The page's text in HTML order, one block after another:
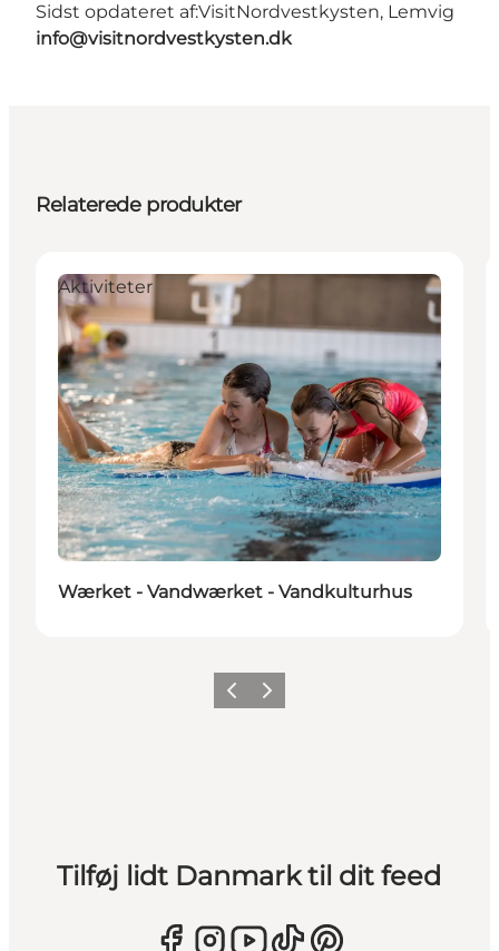
Sidst opdateret af:VisitNordvestkysten, Lemvig
info@visitnordvestkysten.dk
Relaterede produkter
Aktiviteter
Wærket - Vandwærket - Vandkulturhus
ForrigeNæste
Tilføj lidt Danmark til dit feed